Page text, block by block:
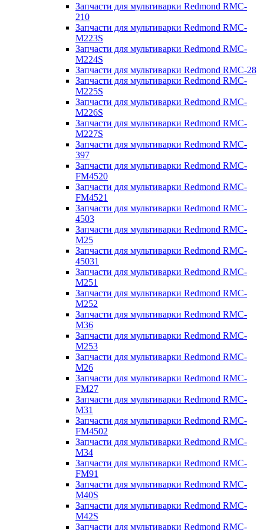
Запчасти для мультиварки Redmond RMC-
210
Запчасти для мультиварки Redmond RMC-
M223S
Запчасти для мультиварки Redmond RMC-
M224S
Запчасти для мультиварки Redmond RMC-28
Запчасти для мультиварки Redmond RMC-
M225S
Запчасти для мультиварки Redmond RMC-
M226S
Запчасти для мультиварки Redmond RMC-
M227S
Запчасти для мультиварки Redmond RMC-
397
Запчасти для мультиварки Redmond RMC-
FM4520
Запчасти для мультиварки Redmond RMC-
FM4521
Запчасти для мультиварки Redmond RMC-
4503
Запчасти для мультиварки Redmond RMC-
M25
Запчасти для мультиварки Redmond RMC-
45031
Запчасти для мультиварки Redmond RMC-
M251
Запчасти для мультиварки Redmond RMC-
M252
Запчасти для мультиварки Redmond RMC-
M36
Запчасти для мультиварки Redmond RMC-
M253
Запчасти для мультиварки Redmond RMC-
M26
Запчасти для мультиварки Redmond RMC-
FM27
Запчасти для мультиварки Redmond RMC-
M31
Запчасти для мультиварки Redmond RMC-
FM4502
Запчасти для мультиварки Redmond RMC-
M34
Запчасти для мультиварки Redmond RMC-
FM91
Запчасти для мультиварки Redmond RMC-
M40S
Запчасти для мультиварки Redmond RMC-
M42S
Запчасти для мультиварки Redmond RMC-